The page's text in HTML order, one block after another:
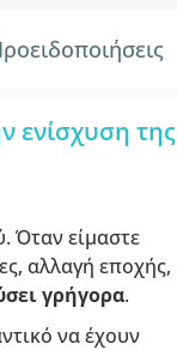
ενίσχυση της
Όταν είμαστε
αλλαγή εποχής,
γρήγορα.
να έχουν